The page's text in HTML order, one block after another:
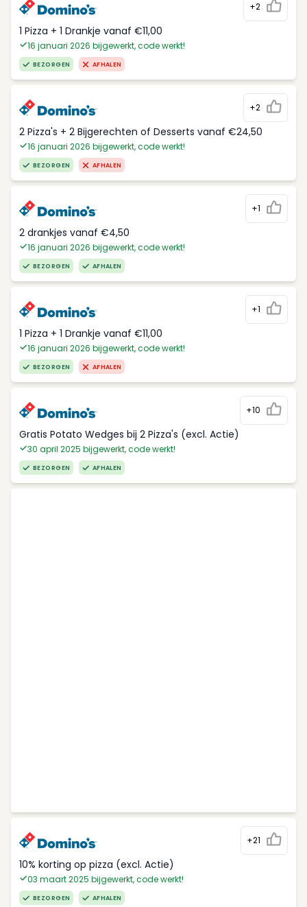
+2
1 Pizza + 1 Drankje vanaf €11,00
16 januari 2026 bijgewerkt, code werkt!
BEZORGEN AFHALEN
+2
2 Pizza's + 2 Bijgerechten of Desserts vanaf €24,50
16 januari 2026 bijgewerkt, code werkt!
BEZORGEN AFHALEN
+1
2 drankjes vanaf €4,50
16 januari 2026 bijgewerkt, code werkt!
BEZORGEN AFHALEN
+1
1 Pizza + 1 Drankje vanaf €11,00
16 januari 2026 bijgewerkt, code werkt!
BEZORGEN AFHALEN
+10
Gratis Potato Wedges bij 2 Pizza's (excl. Actie)
30 april 2025 bijgewerkt, code werkt!
BEZORGEN AFHALEN
+21
10% korting op pizza (excl. Actie)
03 maart 2025 bijgewerkt, code werkt!
BEZORGEN AFHALEN